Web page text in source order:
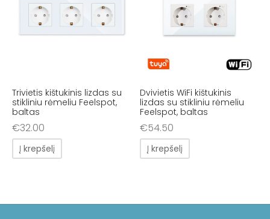
Trivietis kištukinis lizdas su
stikliniu rėmeliu Feelspot,
baltas
€32.00
Į krepšelį
Dvivietis WiFi kištukinis
lizdas su stikliniu rėmeliu
Feelspot, baltas
€54.50
Į krepšelį